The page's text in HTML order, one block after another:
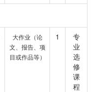
大作业（论
文、报告、项
目或作品等）
1
专
业
选
修
课
程